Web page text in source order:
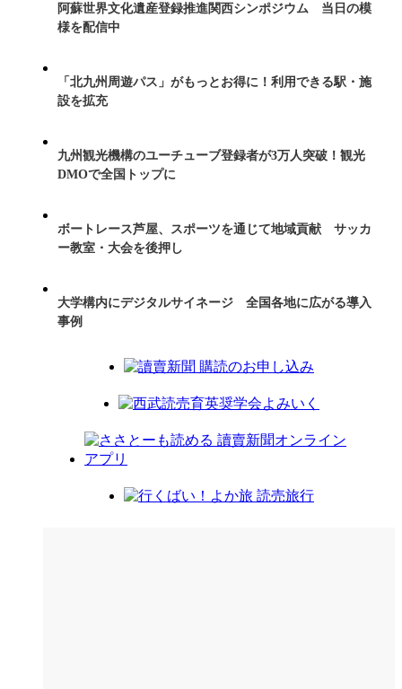
阿蘇世界文化遺産登録推進関西シンポジウム 当日の模
様を配信中
「北九州周遊パス」がもっとお得に！利用できる駅・施
設を拡充
九州観光機構のユーチューブ登録者が3万人突破！観光
DMOで全国トップに
ボートレース芦屋、スポーツを通じて地域貢献 サッカ
ー教室・大会を後押し
大学構内にデジタルサイネージ 全国各地に広がる導入
事例